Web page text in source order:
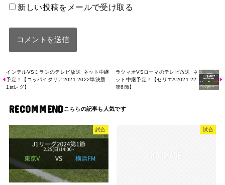
新しい投稿をメールで受け取る
インテルVSミランのテレビ放送･ネット中継
予定！【コッパイタリア2021-2022準決勝
1stレグ】
ラツィオVSローマのテレビ放送･ネ
ット中継予定！【セリエA2021-22
第6節】
RECOMMEND
試合 試合